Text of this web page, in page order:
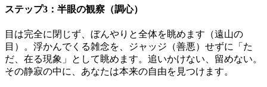
ステップ3：半眼の観察（調心）
目は完全に閉じず、ぼんやりと全体を眺めます（遠山の
目）。浮かんでくる雑念を、ジャッジ（善悪）せずに「た
だ、在る現象」として眺めます。追いかけない、留めない。
その静寂の中に、あなたは本来の自由を見つけます。